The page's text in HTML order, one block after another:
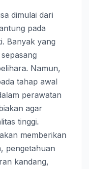
dimulai dari
pada
Banyak yang
Namun,
tahap awal
perawatan
agar
tinggi.
memberikan
pengetahuan
kandang,